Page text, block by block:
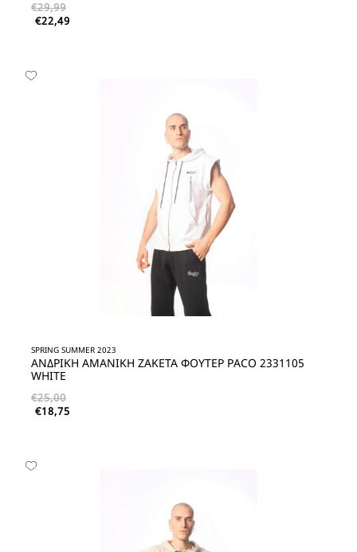
€29,99
€22,49
SPRING SUMMER 2023
ΑΝΔΡΙΚΗ ΑΜΑΝΙΚΗ ΖΑΚΕΤΑ ΦΟΥΤΕΡ PACO 2331105
WHITE
€25,00
€18,75